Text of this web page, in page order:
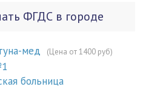
ФГДС в городе
мед (Цена от 1400 руб)
больница